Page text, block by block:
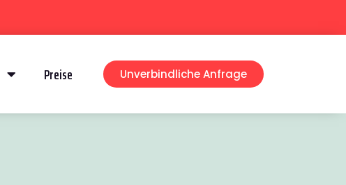
Preise Unverbindliche Anfrage